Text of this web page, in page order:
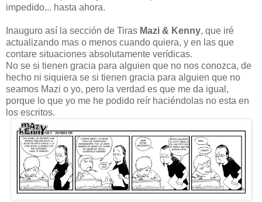
impedido... hasta ahora.
Inauguro así la sección de Tiras Mazi & Kenny, que iré
actualizando mas o menos cuando quiera, y en las que
contare situaciones absolutamente verídicas.
No se si tienen gracia para alguien que no nos conozca, de
hecho ni siquiera se si tienen gracia para alguien que no
seamos Mazi o yo, pero la verdad es que me da igual,
porque lo que yo me he podido reír haciéndolas no esta en
los escritos.